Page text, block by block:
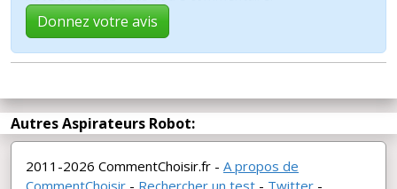
Donnez votre avis
Autres Aspirateurs Robot:
2011-2026 CommentChoisir.fr - A propos de
CommentChoisir - Rechercher un test - Twitter -